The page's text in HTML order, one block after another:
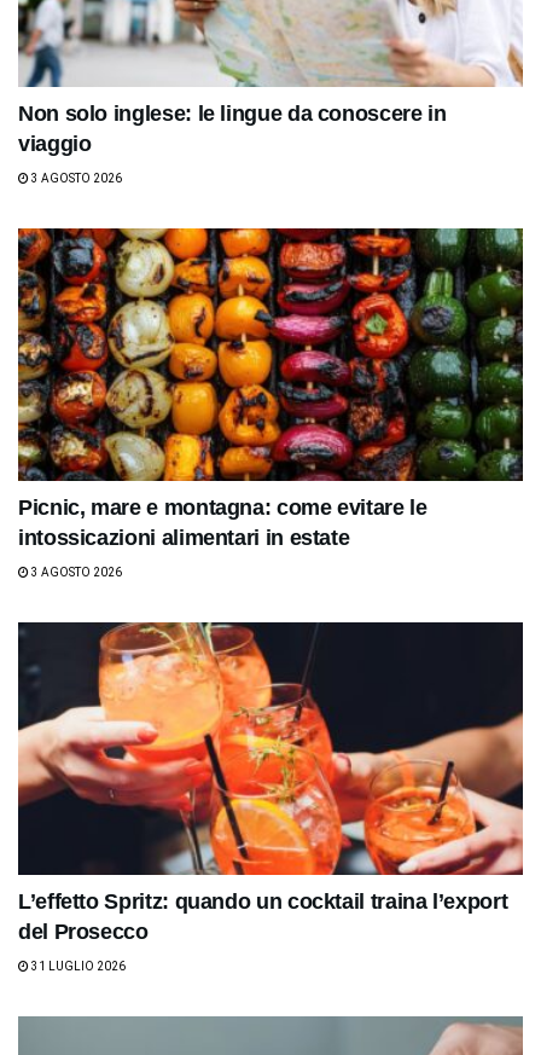
Non solo inglese: le lingue da conoscere in
viaggio
3 AGOSTO 2026
Picnic, mare e montagna: come evitare le
intossicazioni alimentari in estate
3 AGOSTO 2026
L’effetto Spritz: quando un cocktail traina l’export
del Prosecco
31 LUGLIO 2026